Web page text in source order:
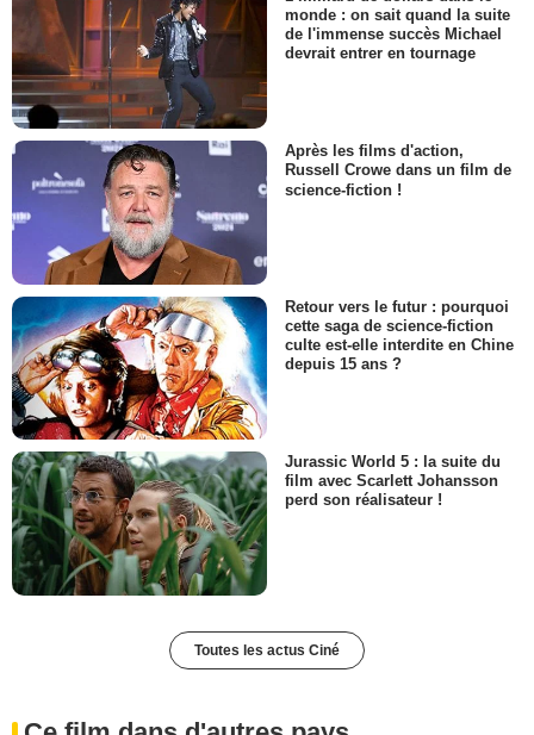
monde : on sait quand la suite
de l'immense succès Michael
devrait entrer en tournage
Après les films d'action,
Russell Crowe dans un film de
science-fiction !
Retour vers le futur : pourquoi
cette saga de science-fiction
culte est-elle interdite en Chine
depuis 15 ans ?
Jurassic World 5 : la suite du
film avec Scarlett Johansson
perd son réalisateur !
Toutes les actus Ciné